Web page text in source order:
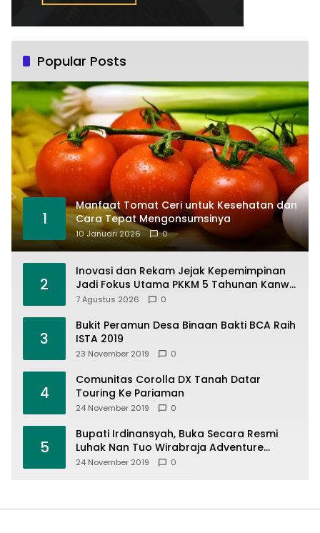
Popular Posts
1
Manfaat Tomat Ceri untuk Kesehatan dan
Cara Tepat Mengonsumsinya
10 Januari 2026 0
2
Inovasi dan Rekam Jejak Kepemimpinan
Jadi Fokus Utama PKKM 5 Tahunan Kanwil
Kemenag Sumbar di MAN 1 Solok
7 Agustus 2026 0
3
Bukit Peramun Desa Binaan Bakti BCA Raih
ISTA 2019
23 November 2019 0
4
Comunitas Corolla DX Tanah Datar
Touring Ke Pariaman
24 November 2019 0
5
Bupati Irdinansyah, Buka Secara Resmi
Luhak Nan Tuo Wirabraja Adventure
Offroad 2019
24 November 2019 0